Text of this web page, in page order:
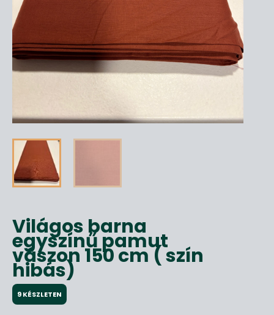
Világos barna
egyszínű pamut
vászon 150 cm ( szín
hibás)
9 KÉSZLETEN